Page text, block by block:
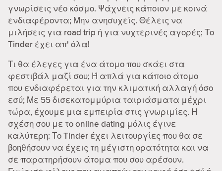
γνωρίσεις νέο κόσμο. Ψάχνεις κάποιον με κοινά
ενδιαφέροντα; Μην ανησυχείς. Θέλεις να
μιλήσεις για road trip ή για νυχτερινές αγορές; Το
Tinder έχει απ' όλα!
Τι θα έλεγες για ένα άτομο που σκάει στα
φεστιβάλ μαζί σου; Ή απλά για κάποιο άτομο
που ενδιαφέρεται για την κλιματική αλλαγή όσο
εσύ; Με 55 δισεκατομμύρια ταιριάσματα μέχρι
τώρα, έχουμε μια εμπειρία στις γνωριμίες. Η
σχέση σου με το online dating μόλις έγινε
καλύτερη: Το Tinder έχει λειτουργίες που θα σε
βοηθήσουν να έχεις τη μέγιστη ορατότητα και να
σε παρατηρήσουν άτομα που σου αρέσουν.